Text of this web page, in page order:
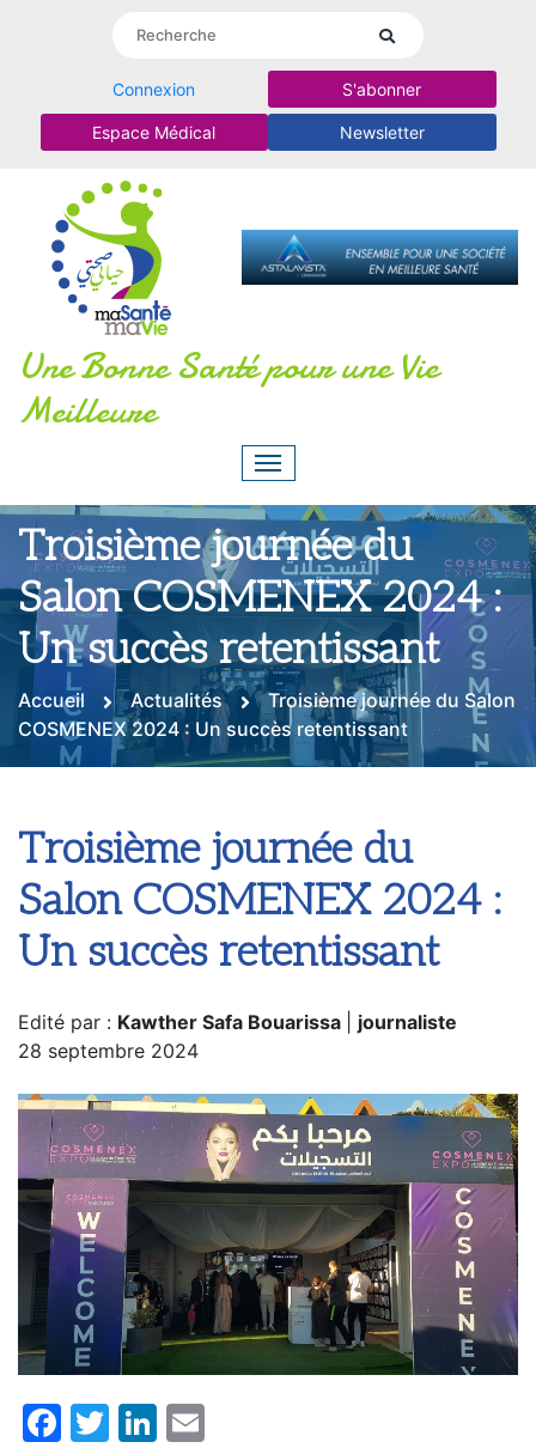
Connexion S'abonner
Espace Médical Newsletter
Une Bonne Santé pour une Vie
Meilleure
Troisième journée du
Salon COSMENEX 2024 :
Un succès retentissant
Accueil Actualités
Troisième journée du Salon
COSMENEX 2024 : Un succès retentissant
Troisième journée du
Salon COSMENEX 2024 :
Un succès retentissant
Edité par : Kawther Safa Bouarissa
journaliste
28 septembre 2024
Facebook
TwitterLinkedIn